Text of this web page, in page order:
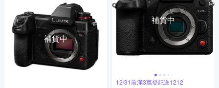
補貨中
補貨中
12/31前滿3萬登記送1212